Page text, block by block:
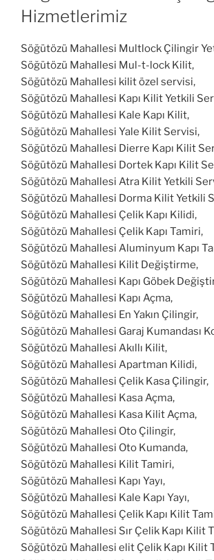
Hizmetlerimiz
Söğütözü Mahallesi Multlock Çilingir
Söğütözü Mahallesi Mul-t-lock Kilit,
Söğütözü Mahallesi kilit özel servisi,
Söğütözü Mahallesi Kapı Kilit Yetkili
Söğütözü Mahallesi Kale Kapı Kilit,
Söğütözü Mahallesi Yale Kilit Servisi,
Söğütözü Mahallesi Dierre Kapı Kilit
Söğütözü Mahallesi Dortek Kapı Kilit
Söğütözü Mahallesi Atra Kilit Yetkili
Söğütözü Mahallesi Dorma Kilit Yetkili
Söğütözü Mahallesi Çelik Kapı Kilidi,
Söğütözü Mahallesi Çelik Kapı Tamiri,
Söğütözü Mahallesi Aluminyum Kapı
Söğütözü Mahallesi Kilit Değiştirme,
Söğütözü Mahallesi Kapı Göbek
Söğütözü Mahallesi Kapı Açma,
Söğütözü Mahallesi En Yakın Çilingir,
Söğütözü Mahallesi Garaj Kumandası
Söğütözü Mahallesi Akıllı Kilit,
Söğütözü Mahallesi Apartman Kilidi,
Söğütözü Mahallesi Çelik Kasa Çilingir,
Söğütözü Mahallesi Kasa Açma,
Söğütözü Mahallesi Kasa Kilit Açma,
Söğütözü Mahallesi Oto Çilingir,
Söğütözü Mahallesi Oto Kumanda,
Söğütözü Mahallesi Kilit Tamiri,
Söğütözü Mahallesi Kapı Yayı,
Söğütözü Mahallesi Kale Kapı Yayı,
Söğütözü Mahallesi Çelik Kapı Kilit
Söğütözü Mahallesi Sır Çelik Kapı Kilit
Söğütözü Mahallesi elit Çelik Kapı Kilit